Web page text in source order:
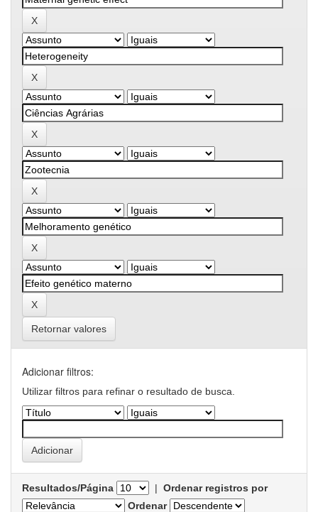
Retornar valores
Adicionar filtros:
Utilizar filtros para refinar o resultado de busca.
Resultados/Página | Ordenar registros por
Ordenar